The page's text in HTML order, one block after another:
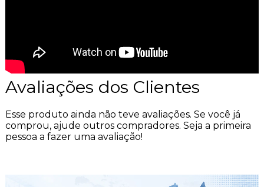
Avaliações dos Clientes
Esse produto ainda não teve avaliações. Se você já
comprou, ajude outros compradores. Seja a primeira
pessoa a fazer uma avaliação!